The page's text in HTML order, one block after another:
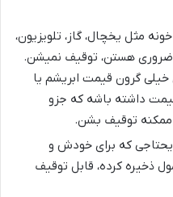
مثل یخچال، گاز، تلویزیون،
ضروری هستن، توقیف نمیشن.
گرون قیمت ابریشم یا
داشته باشه که جزو
ممکنه توقیف بشن.
که برای خودش و
ذخیره کرده، قابل توقیف